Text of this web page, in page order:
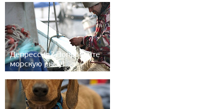
Депрессия? Попробуйте
морскую рыбу!